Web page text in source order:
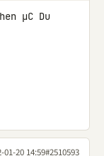
µC Du
01-20 14:59#2510593